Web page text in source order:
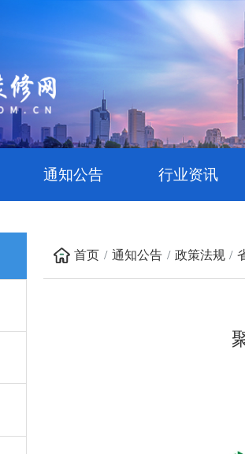
通知公告 行业资讯
首页 通知公告 政策法规